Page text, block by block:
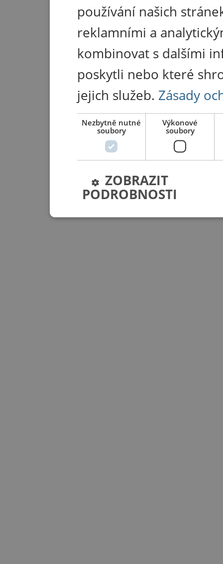
používání našich
reklamními a
kombinovat s dalšími
poskytli nebo které
jejich služeb. Zásady
Nezbytně nutné
soubory
Výkonové
soubory
ZOBRAZIT
PODROBNOSTI